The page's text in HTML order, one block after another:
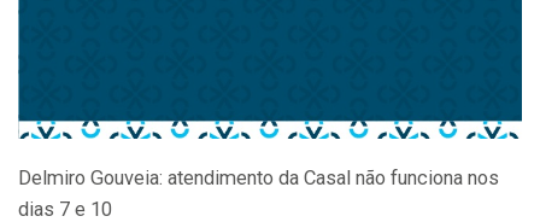
Delmiro Gouveia: atendimento da Casal não funciona nos
dias 7 e 10